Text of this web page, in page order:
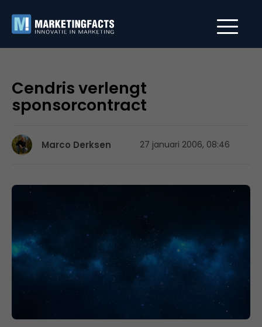
Cendris verlengt
sponsorcontract
Marco Derksen 27 januari 2006, 08:46